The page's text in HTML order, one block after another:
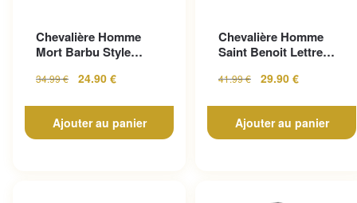
Chevalière Homme
Mort Barbu Style
Inoxy...
34.99€ 24.90 €
Ajouter au panier
Chevalière Homme
Saint Benoit Lettre
41.99€ 29.90 €
Ajouter au panier